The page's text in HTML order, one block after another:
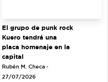
El grupo de punk rock
Kuero tendrá una
placa homenaje en la
capital
Rubén M. Checa -
27/07/2026